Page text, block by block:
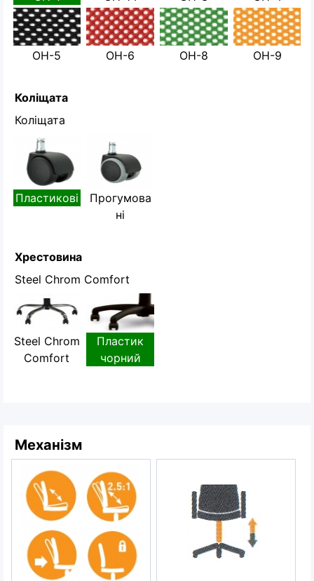
OH-5 OH-6 OH-8 OH-9
Коліщата
Коліщата
Пластикові
Прогумова
ні
Хрестовина
Steel Chrom Comfort
Steel Chrom
Comfort
Пластик
чорний
Механізм